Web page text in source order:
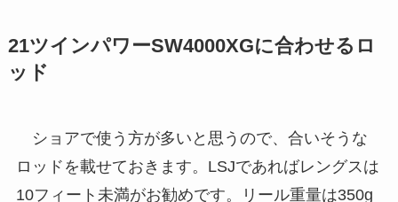
21ツインパワーSW4000XGに合わせるロ
ッド
ショアで使う方が多いと思うので、合いそうな
ロッドを載せておきます。LSJであればレングスは
10フィート未満がお勧めです。リール重量は350g